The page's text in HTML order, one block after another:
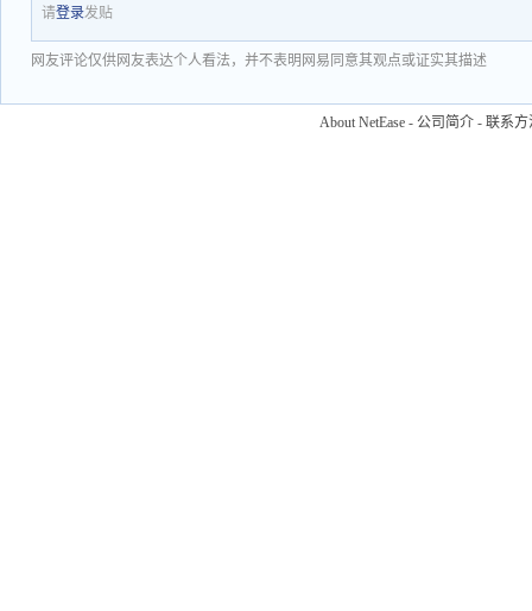
请登录发贴
网友评论仅供网友表达个人看法，并不表明网易同意其观点或证实其描述
About NetEase - 公司简介 - 联系方